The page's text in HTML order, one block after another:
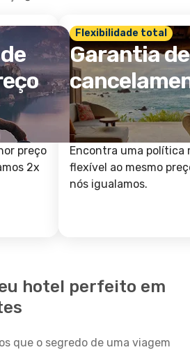
preço
2x
Flexibilidade total
Garantia de
Encontra uma política
flexível ao mesmo
nós igualamos.
hotel perfeito em
que o segredo de uma viagem